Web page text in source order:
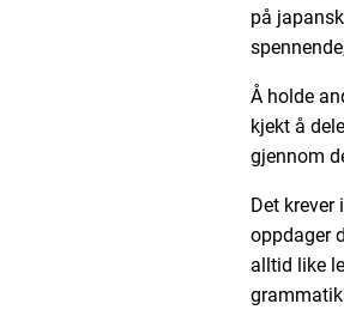
på
Å holde
kjekt å
gjennom
Det
oppdager
alltid like